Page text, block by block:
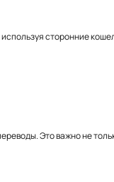
сторонние
Это важно не